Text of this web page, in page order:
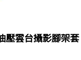
壓雲台攝影腳架套